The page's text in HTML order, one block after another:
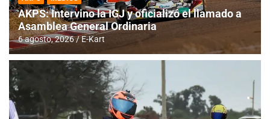
AKPS: Intervino la IGJ y oficializó el llamado a
Asamblea General Ordinaria
6 agosto, 2026 E-Kart